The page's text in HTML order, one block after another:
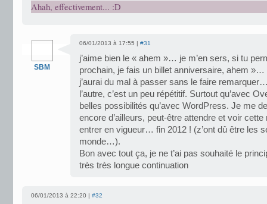
Ahah, effectivement... :D
SBM
06/01/2013 à 17:55 | #31
j’aime bien le « ahem »… je m’en sers, si tu
prochain, je fais un billet anniversaire, ahem
j’aurai du mal à passer sans le faire
l’autre, c’est un peu répétitif. Surtout qu’avec
belles possibilités qu’avec WordPress. Je me
encore d’ailleurs, peut-être attendre et voir
entrer en vigueur… fin 2012 ! (z’ont dû être les
monde…).
Bon avec tout ça, je ne t’ai pas souhaité le
très très longue continuation
06/01/2013 à 22:20 | #32